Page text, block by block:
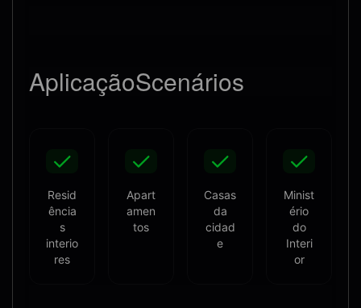
AplicaçãoScenários
Resid
ência
s
interio
res
Apart
amen
tos
Casas
da
cidad
e
Minist
ério
do
Interi
or